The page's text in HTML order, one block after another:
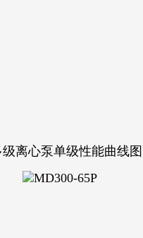
离心泵单级性能曲线图